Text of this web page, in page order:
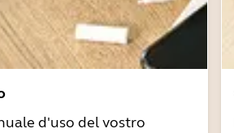
d'uso del vostro